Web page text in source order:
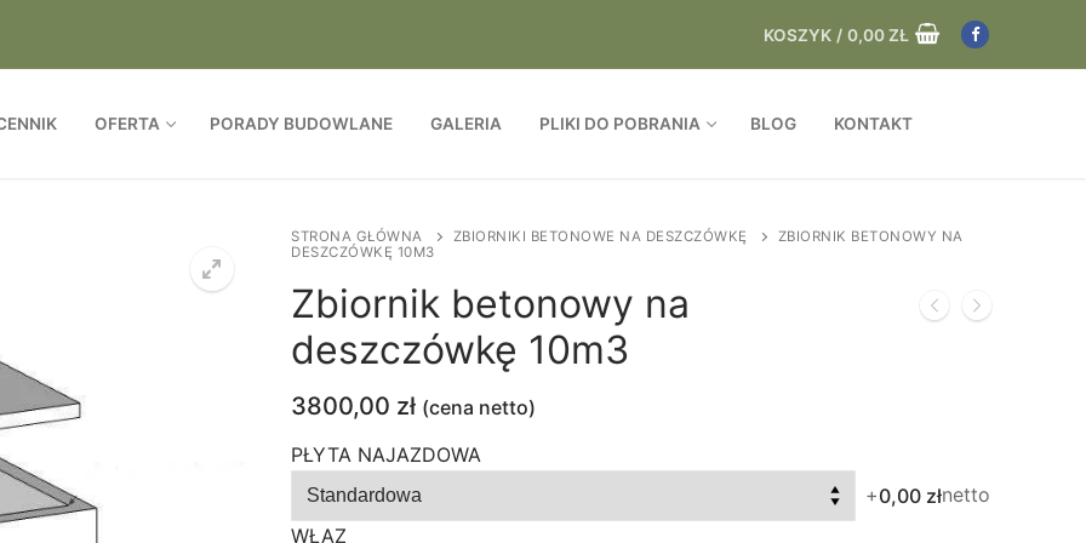
KOSZYK / 0,00ZŁ
OFERTA PORADY BUDOWLANE GALERIA PLIKI DO POBRANIA BLOG KONTAKT
STRONA GŁÓWNA ZBIORNIKI BETONOWE NA DESZCZÓWKĘ
ZBIORNIK BETONOWY NA
DESZCZÓWKĘ 10M3
Zbiornik betonowy na
deszczówkę 10m3
3800,00 zł (cena netto)
PŁYTA NAJAZDOWA
+0,00 złnetto
WŁAZ